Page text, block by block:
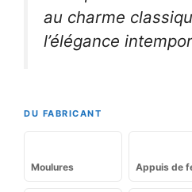
au charme
l’élégance
DU FABRICANT
Moulures Appuis de